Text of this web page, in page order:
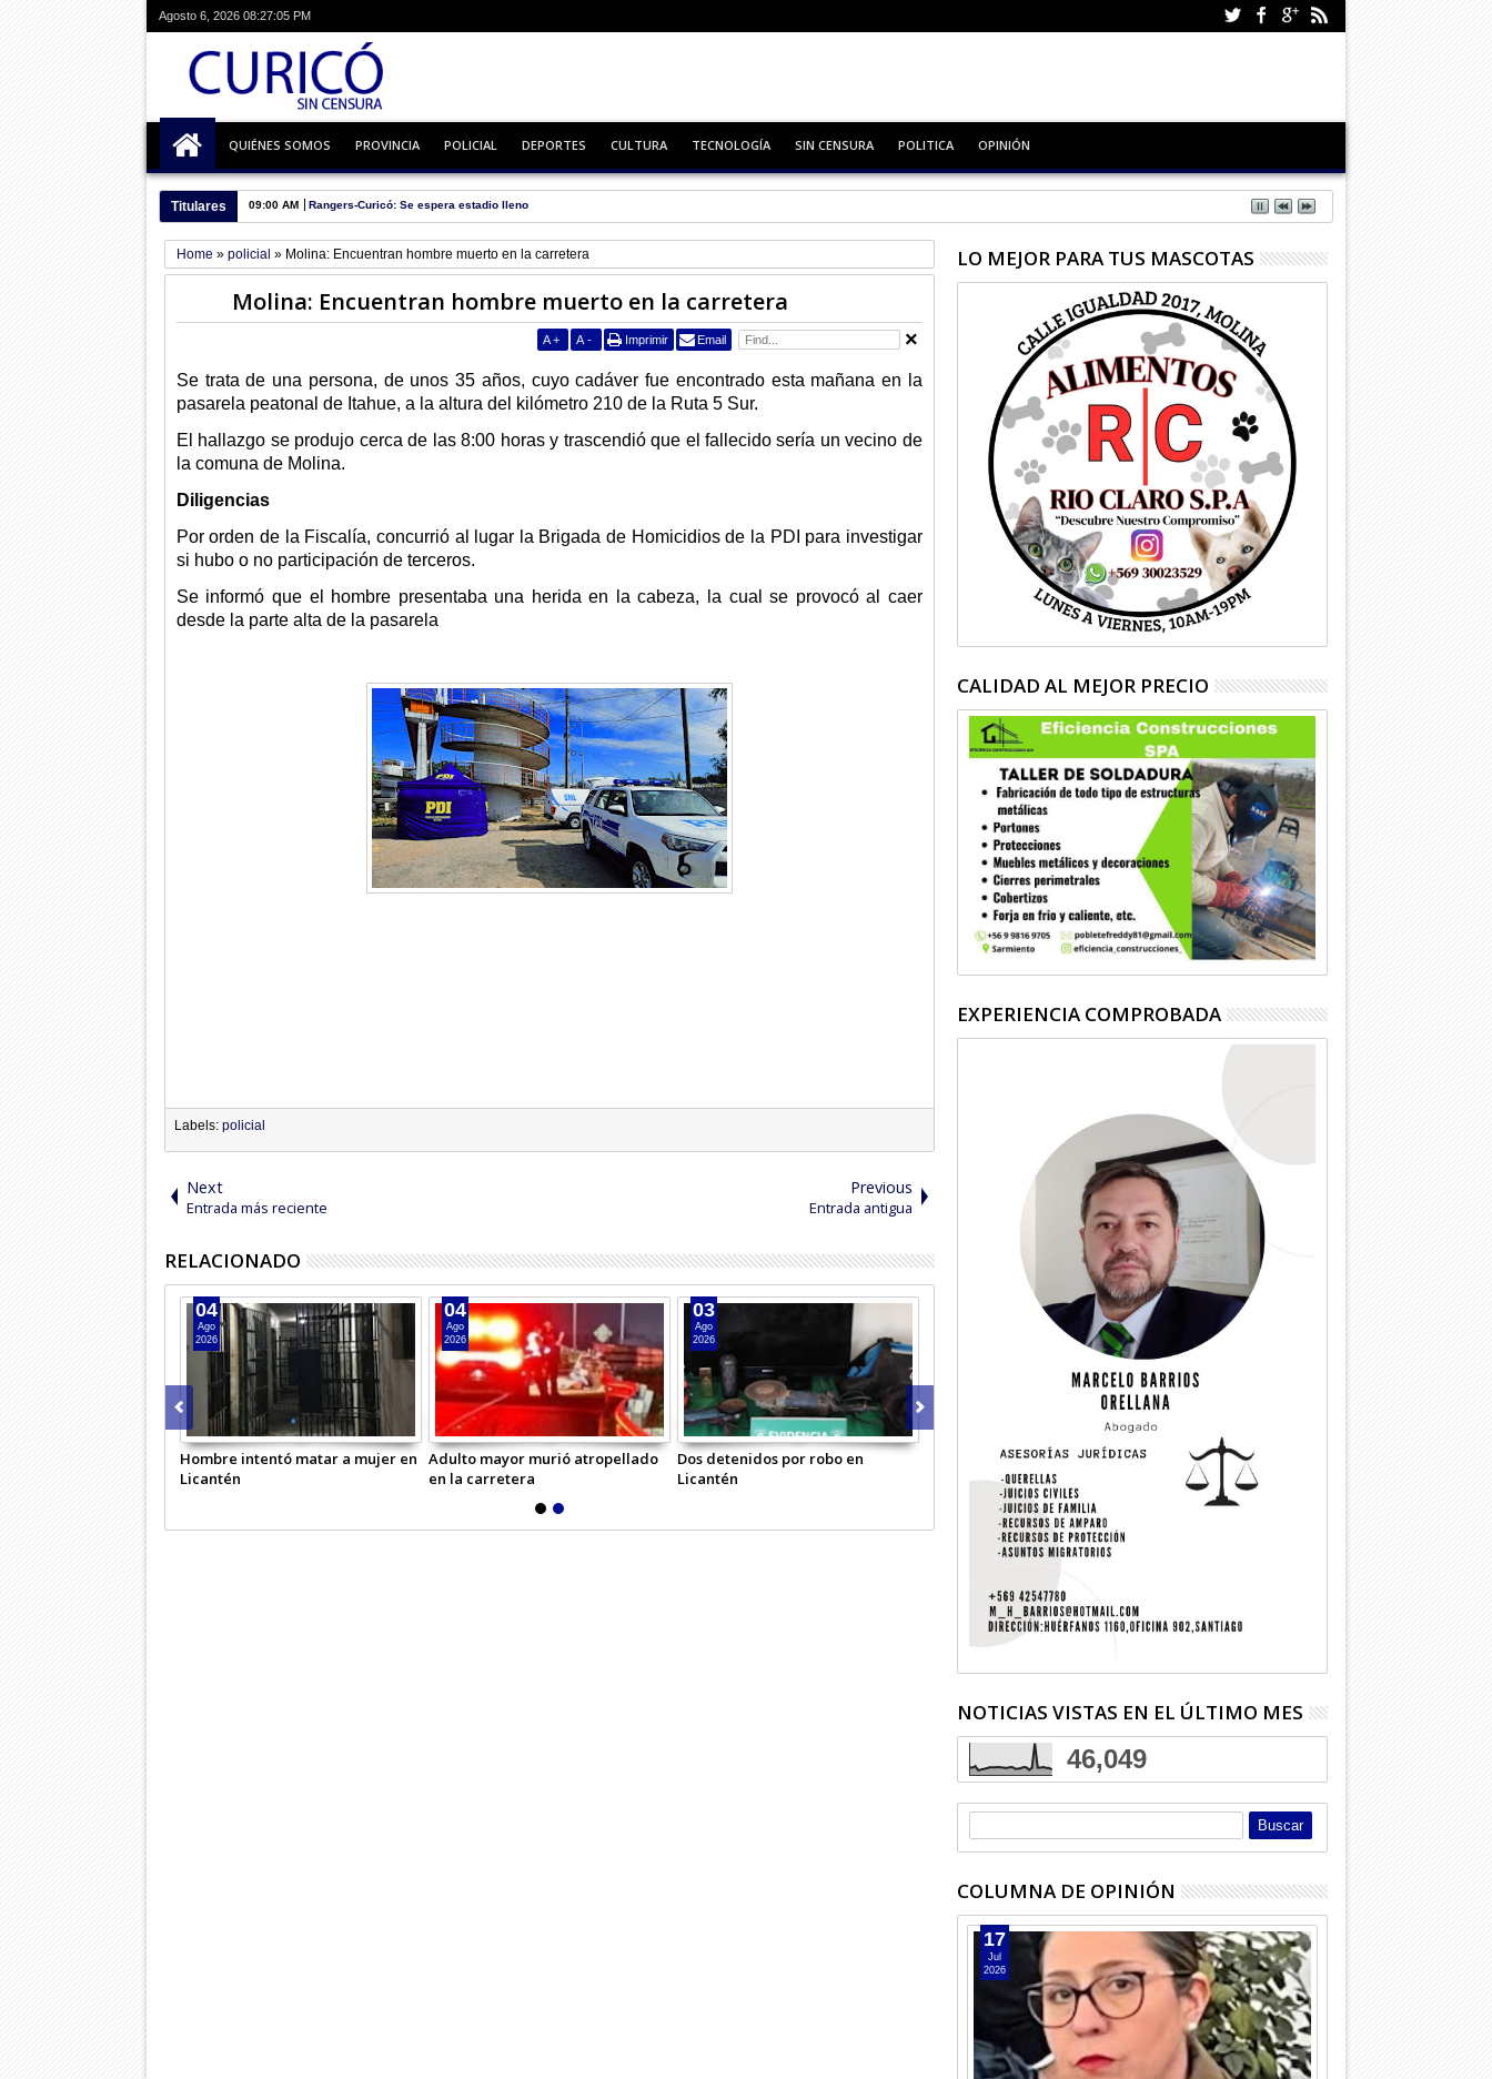
Agosto 6, 2026 08:27:06 PM
QUIÉNES SOMOS PROVINCIA POLICIAL DEPORTES CULTURA TECNOLOGÍA SIN CENSURA POLITICA OPINIÓN
Titulares 09:00 AM Rangers-Curicó: Se espera estadio lleno
Home » policial » Molina: Encuentran hombre muerto en la carretera
Molina: Encuentran hombre muerto en la carretera
A + A - Imprimir Email
Se trata de una persona, de unos 35 años, cuyo cadáver fue encontrado esta mañana en la
pasarela peatonal de Itahue, a la altura del kilómetro 210 de la Ruta 5 Sur.
El hallazgo se produjo cerca de las 8:00 horas y trascendió que el fallecido sería un vecino de
la comuna de Molina.
Diligencias
Por orden de la Fiscalía, concurrió al lugar la Brigada de Homicidios de la PDI para investigar
si hubo o no participación de terceros.
Se informó que el hombre presentaba una herida en la cabeza, la cual se provocó al caer
desde la parte alta de la pasarela
Labels: policial
Next
Entrada más reciente
Previous
Entrada antigua
RELACIONADO
Hombre intentó matar a mujer en
Licantén
04
Ago
2026
Adulto mayor murió atropellado
en la carretera
04
Ago
2026
Dos detenidos por robo en
Licantén
03
Ago
2026
LO MEJOR PARA TUS MASCOTAS
CALIDAD AL MEJOR PRECIO
EXPERIENCIA COMPROBADA
NOTICIAS VISTAS EN EL ÚLTIMO MES
46,049
COLUMNA DE OPINIÓN
17
Jul
2026